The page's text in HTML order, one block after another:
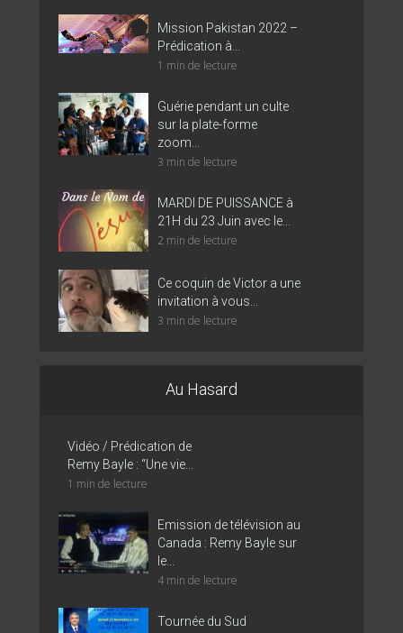
Mission Pakistan 2022 –
Prédication à...
1 min de lecture
Guérie pendant un culte
sur la plate-forme
zoom...
3 min de lecture
MARDI DE PUISSANCE à
21H du 23 Juin avec le...
2 min de lecture
Ce coquin de Victor a une
invitation à vous...
3 min de lecture
Au Hasard
Vidéo / Prédication de
Remy Bayle : “Une vie...
1 min de lecture
Emission de télévision au
Canada : Remy Bayle sur
le...
4 min de lecture
Tournée du Sud